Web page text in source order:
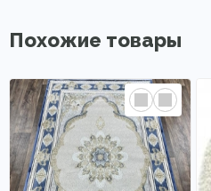
Похожие товары